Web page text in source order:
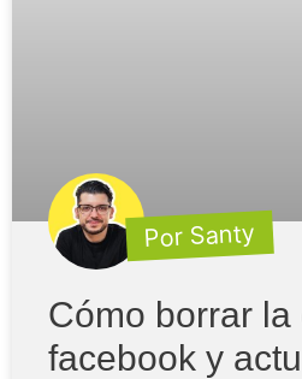
Por Santy
Cómo borrar la
facebook y